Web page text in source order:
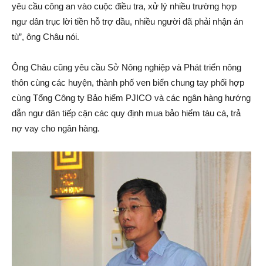
yêu cầu công an vào cuộc điều tra, xử lý nhiều trường hợp
ngư dân trục lời tiền hỗ trợ dầu, nhiều người đã phải nhận án
tù”, ông Châu nói.
Ông Châu cũng yêu cầu Sở Nông nghiệp và Phát triển nông
thôn cùng các huyện, thành phố ven biển chung tay phối hợp
cùng Tổng Công ty Bảo hiểm PJICO và các ngân hàng hướng
dẫn ngư dân tiếp cận các quy định mua bảo hiểm tàu cá, trả
nợ vay cho ngân hàng.